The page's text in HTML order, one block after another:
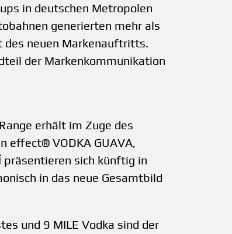
in deutschen Metropolen
generierten mehr als
neuen Markenauftritts.
der Markenkommunikation
erhält im Zuge des
effect® VODKA GUAVA,
präsentieren sich künftig in
in das neue Gesamtbild
und 9 MILE Vodka sind der